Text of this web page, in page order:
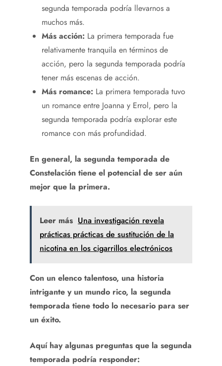
segunda temporada podría llevarnos a
muchos más.
Más acción: La primera temporada fue
relativamente tranquila en términos de
acción, pero la segunda temporada podría
tener más escenas de acción.
Más romance: La primera temporada tuvo
un romance entre Joanna y Errol, pero la
segunda temporada podría explorar este
romance con más profundidad.
En general, la segunda temporada de
Constelación tiene el potencial de ser aún
mejor que la primera.
Leer más Una investigación revela
prácticas prácticas de sustitución de la
nicotina en los cigarrillos electrónicos
Con un elenco talentoso, una historia
intrigante y un mundo rico, la segunda
temporada tiene todo lo necesario para ser
un éxito.
Aquí hay algunas preguntas que la segunda
temporada podría responder: